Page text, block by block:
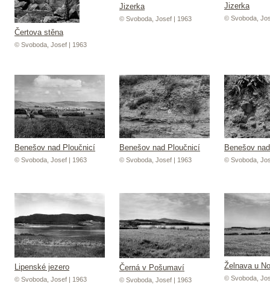
Čertova stěna
© Svoboda, Josef | 1963
Jizerka
© Svoboda, Josef | 1963
Jizerka
© Svoboda,
Benešov nad Ploučnicí
© Svoboda, Josef | 1963
Benešov nad Ploučnicí
© Svoboda, Josef | 1963
Benešov
© Svoboda,
Lipenské jezero
© Svoboda, Josef | 1963
Černá v Pošumaví
© Svoboda, Josef | 1963
Želnava u
© Svoboda,